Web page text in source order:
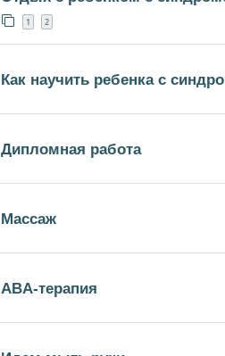
1 2
Как научить ребенка с
Дипломная работа
Массаж
ABA-терапия